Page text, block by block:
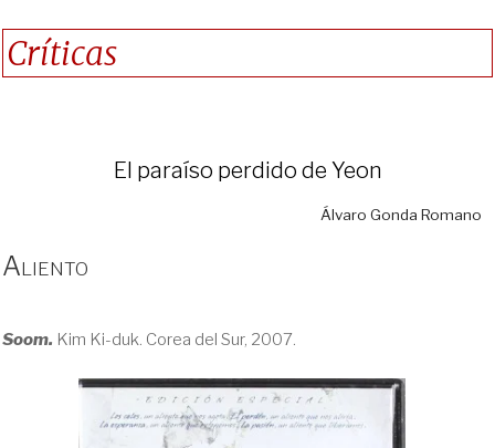
Críticas
El paraíso perdido de Yeon
Álvaro Gonda Romano
Aliento
Soom. Kim Ki-duk. Corea del Sur, 2007.